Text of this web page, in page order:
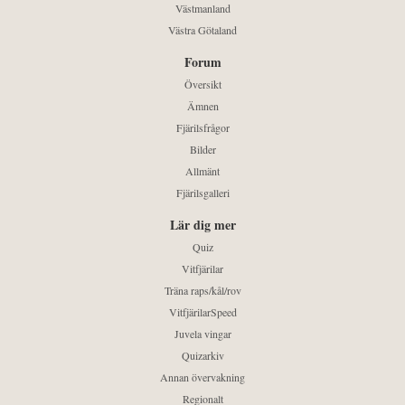
Västmanland
Västra Götaland
Forum
Översikt
Ämnen
Fjärilsfrågor
Bilder
Allmänt
Fjärilsgalleri
Lär dig mer
Quiz
Vitfjärilar
Träna raps/kål/rov
VitfjärilarSpeed
Juvela vingar
Quizarkiv
Annan övervakning
Regionalt